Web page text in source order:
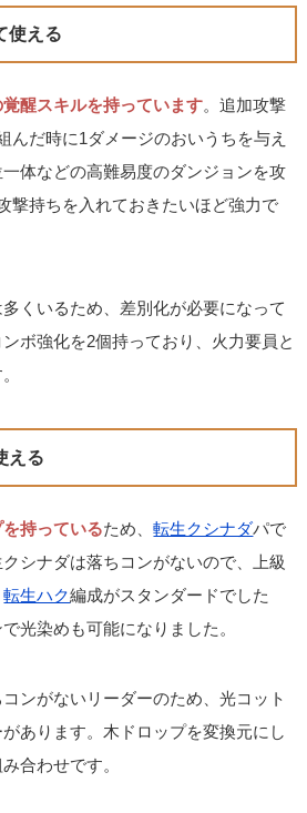
使える
醒スキルを持っています。追加攻撃
んだ時に1ダメージのおいうちを与え
体などの高難易度のダンジョンを攻
撃持ちを入れておきたいほど強力で
くいるため、差別化が必要になって
ボ強化を2個持っており、火力要員と
える
持っているため、転生クシナダパで
シナダは落ちコンがないので、上級
転生ハク編成がスタンダードでした
光染めも可能になりました。
ンがないリーダーのため、光コット
あります。木ドロップを変換元にし
合わせです。